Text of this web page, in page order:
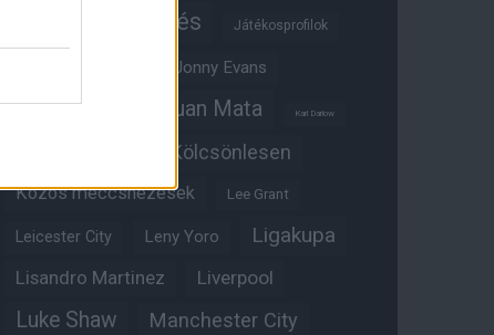
Játékosértékelés Játékosprofilok
Jonny Evans
Juan Mata Karl Darlow
Kölcsönlesen
Közös meccsnézések Lee Grant
Leicester City Leny Yoro Ligakupa
Lisandro Martinez Liverpool
Luke Shaw Manchester City